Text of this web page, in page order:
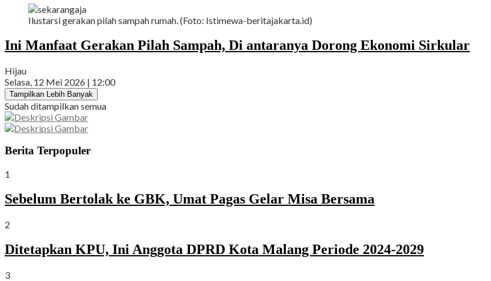
Ilustarsi gerakan pilah sampah rumah. (Foto: Istimewa-beritajakarta.id)
Ini Manfaat Gerakan Pilah Sampah, Di antaranya Dorong Ekonomi Sirkular
Hijau
Selasa, 12 Mei 2026 | 12:00
Tampilkan Lebih Banyak
Sudah ditampilkan semua
Berita Terpopuler
1
Sebelum Bertolak ke GBK, Umat Pagas Gelar Misa Bersama
2
Ditetapkan KPU, Ini Anggota DPRD Kota Malang Periode 2024-2029
3